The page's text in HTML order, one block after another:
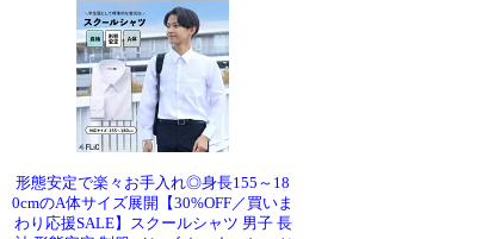
形態安定で楽々お手入れ◎身長155～18
0cmのA体サイズ展開【30%OFF／買いま
わり応援SALE】スクールシャツ 男子 長